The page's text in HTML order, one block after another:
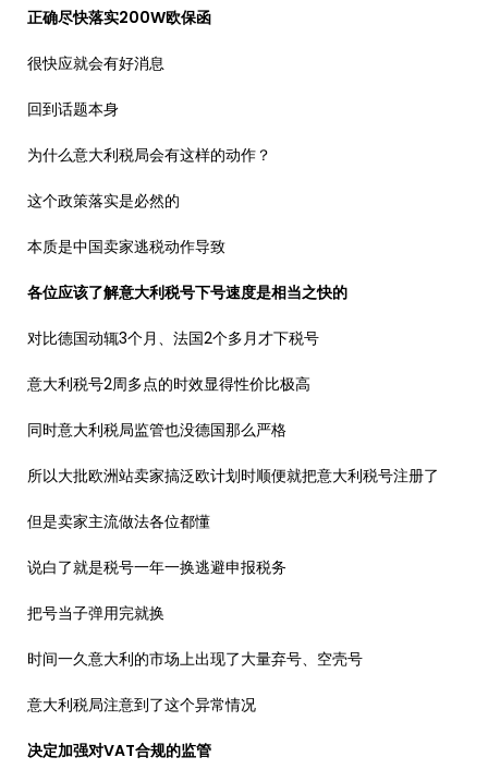
正确尽快落实200W欧保函
很快应就会有好消息
回到话题本身
为什么意大利税局会有这样的动作？
这个政策落实是必然的
本质是中国卖家逃税动作导致
各位应该了解意大利税号下号速度是相当之快的
对比德国动辄3个月、法国2个多月才下税号
意大利税号2周多点的时效显得性价比极高
同时意大利税局监管也没德国那么严格
所以大批欧洲站卖家搞泛欧计划时顺便就把意大利税号注册了
但是卖家主流做法各位都懂
说白了就是税号一年一换逃避申报税务
把号当子弹用完就换
时间一久意大利的市场上出现了大量弃号、空壳号
意大利税局注意到了这个异常情况
决定加强对VAT合规的监管